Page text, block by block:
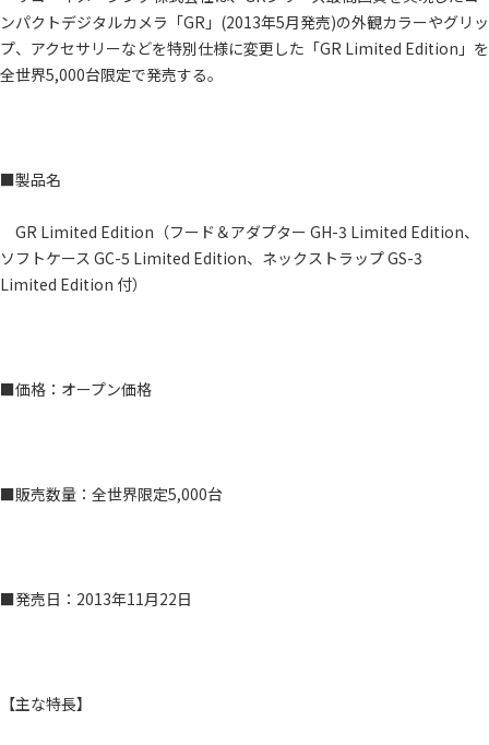
ンパクトデジタルカメラ「GR」(2013年5月発売)の外観カラーやグリッ
プ、アクセサリーなどを特別仕様に変更した「GR Limited Edition」を
全世界5,000台限定で発売する。
■製品名
GR Limited Edition（フード＆アダプター GH-3 Limited Edition、
ソフトケース GC-5 Limited Edition、ネックストラップ GS-3
Limited Edition 付）
■価格：オープン価格
■販売数量：全世界限定5,000台
■発売日：2013年11月22日
【主な特長】